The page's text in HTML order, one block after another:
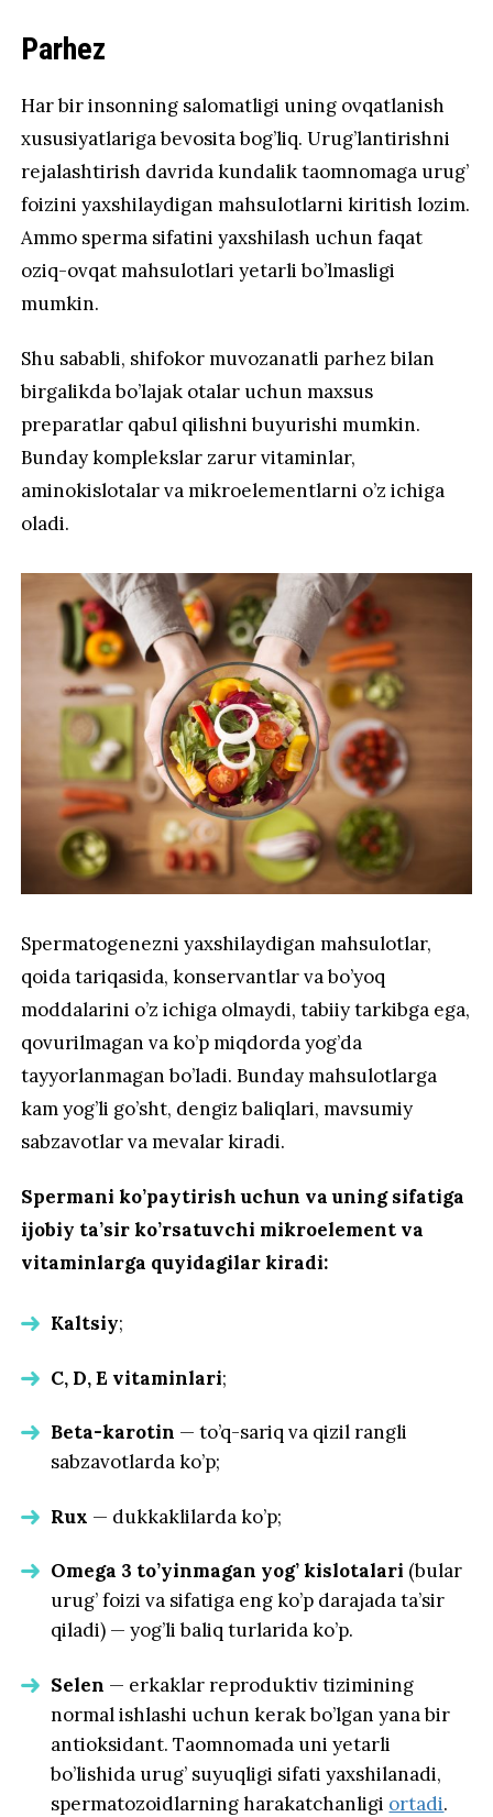
Parhez
Har bir insonning salomatligi uning ovqatlanish
xususiyatlariga bevosita bog’liq. Urug’lantirishni
rejalashtirish davrida kundalik taomnomaga urug’
foizini yaxshilaydigan mahsulotlarni kiritish lozim.
Ammo sperma sifatini yaxshilash uchun faqat
oziq-ovqat mahsulotlari yetarli bo’lmasligi
mumkin.
Shu sababli, shifokor muvozanatli parhez bilan
birgalikda bo’lajak otalar uchun maxsus
preparatlar qabul qilishni buyurishi mumkin.
Bunday komplekslar zarur vitaminlar,
aminokislotalar va mikroelementlarni o’z ichiga
oladi.
Spermatogenezni yaxshilaydigan mahsulotlar,
qoida tariqasida, konservantlar va bo’yoq
moddalarini o’z ichiga olmaydi, tabiiy tarkibga ega,
qovurilmagan va ko’p miqdorda yog’da
tayyorlanmagan bo’ladi. Bunday mahsulotlarga
kam yog’li go’sht, dengiz baliqlari, mavsumiy
sabzavotlar va mevalar kiradi.
Spermani ko’paytirish uchun va uning sifatiga
ijobiy ta’sir ko’rsatuvchi mikroelement va
vitaminlarga quyidagilar kiradi:
Kaltsiy;
C, D, E vitaminlari;
Beta-karotin — to’q-sariq va qizil rangli
sabzavotlarda ko’p;
Rux — dukkaklilarda ko’p;
Omega 3 to’yinmagan yog’ kislotalari (bular
urug’ foizi va sifatiga eng ko’p darajada ta’sir
qiladi) — yog’li baliq turlarida ko’p.
Selen — erkaklar reproduktiv tizimining
normal ishlashi uchun kerak bo’lgan yana bir
antioksidant. Taomnomada uni yetarli
bo’lishida urug’ suyuqligi sifati yaxshilanadi,
spermatozoidlarning harakatchanligi ortadi.